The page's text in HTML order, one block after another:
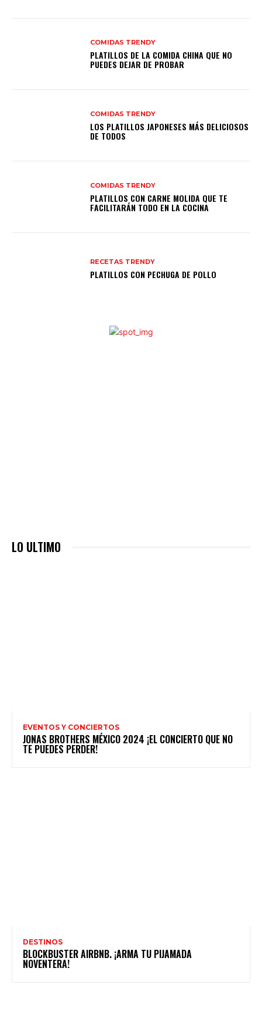
COMIDAS TRENDY
PLATILLOS DE LA COMIDA CHINA QUE NO
PUEDES DEJAR DE PROBAR
COMIDAS TRENDY
LOS PLATILLOS JAPONESES MÁS DELICIOSOS
DE TODOS
COMIDAS TRENDY
PLATILLOS CON CARNE MOLIDA QUE TE
FACILITARÁN TODO EN LA COCINA
RECETAS TRENDY
PLATILLOS CON PECHUGA DE POLLO
LO ULTIMO
EVENTOS Y CONCIERTOS
JONAS BROTHERS MÉXICO 2024 ¡EL CONCIERTO QUE NO
TE PUEDES PERDER!
DESTINOS
BLOCKBUSTER AIRBNB. ¡ARMA TU PIJAMADA
NOVENTERA!